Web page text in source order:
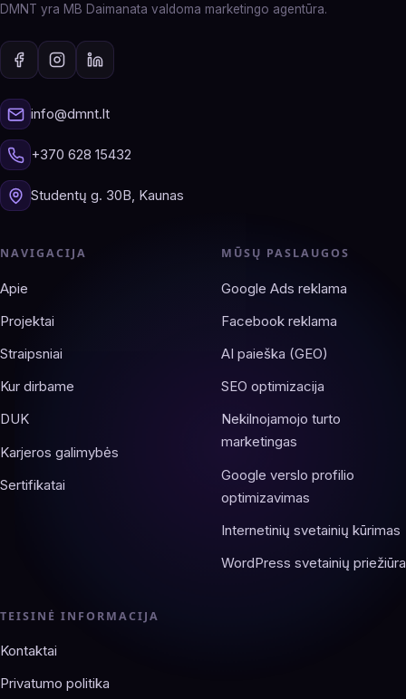
DMNT yra MB Daimanata valdoma marketingo agentūra.
info@dmnt.lt
+370 628 15432
Studentų g. 30B, Kaunas
NAVIGACIJA
Apie
Projektai
Straipsniai
Kur dirbame
DUK
Karjeros galimybės
Sertifikatai
MŪSŲ PASLAUGOS
Google Ads reklama
Facebook reklama
AI paieška (GEO)
SEO optimizacija
Nekilnojamojo turto
marketingas
Google verslo profilio
optimizavimas
Internetinių svetainių kūrimas
WordPress svetainių priežiūra
TEISINĖ INFORMACIJA
Kontaktai
Privatumo politika